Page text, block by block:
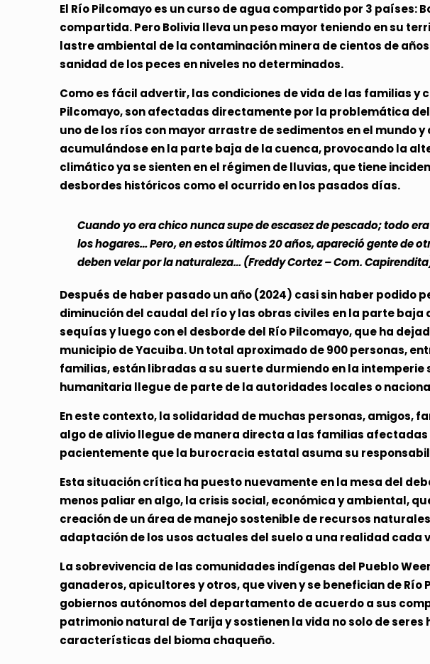
El Río Pilcomayo es un curso de agua compartido por 3
compartida. Pero Bolivia lleva un peso mayor teniendo en su
lastre ambiental de la contaminación minera de cientos de
sanidad de los peces en niveles no determinados.
Como es fácil advertir, las condiciones de vida de las familias
Pilcomayo, son afectadas directamente por la problemática
uno de los ríos con mayor arrastre de sedimentos en el
acumulándose en la parte baja de la cuenca, provocando la
climático ya se sienten en el régimen de lluvias, que tiene
desbordes históricos como el ocurrido en los pasados días.
Cuando yo era chico nunca supe de escasez de pescado; todo
los hogares…Pero, en estos últimos 20 años, apareció gente de
deben velar por la naturaleza… (Freddy Cortez – Com.
Después de haber pasado un año (2024) casi sin haber
diminución del caudal del río y las obras civiles en la parte
sequías y luego con el desborde del Río Pilcomayo, que ha
municipio de Yacuiba. Un total aproximado de 900 personas,
familias, están libradas a su suerte durmiendo en la
humanitaria llegue de parte de la autoridades locales o
En este contexto, la solidaridad de muchas personas, amigos,
algo de alivio llegue de manera directa a las familias
pacientemente que la burocracia estatal asuma su
Esta situación crítica ha puesto nuevamente en la mesa del
menos paliar en algo, la crisis social, económica y ambiental,
creación de un área de manejo sostenible de recursos
adaptación de los usos actuales del suelo a una realidad cada
La sobrevivencia de las comunidades indígenas del Pueblo
ganaderos, apicultores y otros, que viven y se benefician de
gobiernos autónomos del departamento de acuerdo a sus
patrimonio natural de Tarija y sostienen la vida no solo de
características del bioma chaqueño.